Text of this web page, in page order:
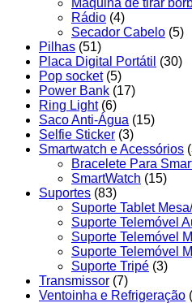
Máquina de tirar
Rádio (4)
Secador Cabelo (5)
Pilhas (51)
Placa Digital Portátil (30)
Pop socket (5)
Power Bank (17)
Ring Light (6)
Saco Anti-Água (15)
Selfie Sticker (3)
Smartwatch e Acessórios
Bracelete Para
SmartWatch (15)
Suportes (83)
Suporte Tablet
Suporte Telemóvel
Suporte Telemóvel
Suporte Telemóvel
Suporte Tripé (3)
Transmissor (7)
Ventoinha e Refrigeração